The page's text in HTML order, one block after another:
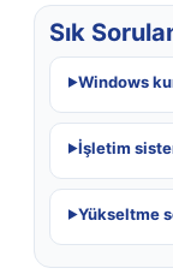
Sık
Windows
İşletim
Yükseltme